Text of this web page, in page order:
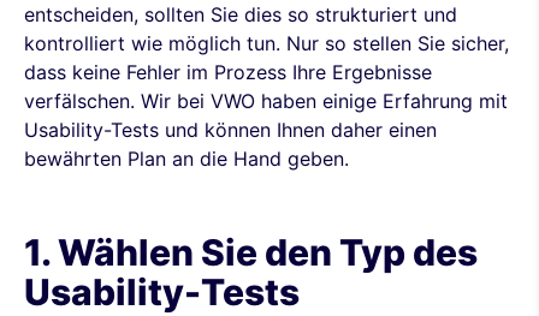
entscheiden, sollten Sie dies so strukturiert und
kontrolliert wie möglich tun. Nur so stellen Sie sicher,
dass keine Fehler im Prozess Ihre Ergebnisse
verfälschen. Wir bei VWO haben einige Erfahrung mit
Usability-Tests und können Ihnen daher einen
bewährten Plan an die Hand geben.
1. Wählen Sie den Typ des
Usability-Tests